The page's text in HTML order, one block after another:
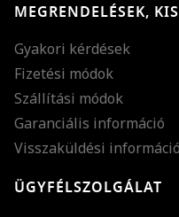
MEGRENDELÉSEK,
Gyakori kérdések
Fizetési módok
Szállítási módok
Garanciális információ
Visszaküldési információ
ÜGYFÉLSZOLGÁLAT